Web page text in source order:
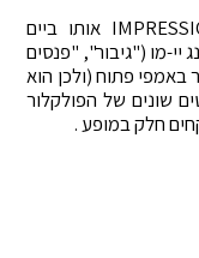
בערב נצפה במופע "התרשמות" IMPRESSION אותו ביים
יי-מו ("גיבור", "פנסים
באמפי פתוח (ולכן הוא
שונים של הפולקלור